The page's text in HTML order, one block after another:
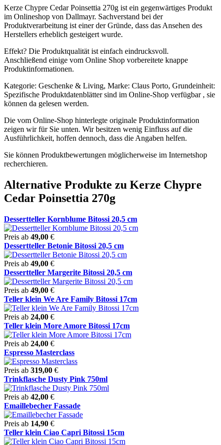
Kerze Chypre Cedar Poinsettia 270g ist ein gegenwärtiges Produkt
im Onlineshop von Dallmayr. Sachverstand bei der
Produktverarbeitung ist einer der Gründe, dass das Ansehen des
Herstellers erheblich gesteigert wurde.
Effekt? Die Produktqualität ist einfach eindrucksvoll.
Anschließend einige vom Online Shop vorbereitete knappe
Produktinformationen.
Kategorie: Geschenke & Living, Marke: Claus Porto, Grundeinheit:
Spezifische Produktdatenblätter sind im Online-Shop verfügbar , sie
können da gelesen werden.
Die vom Online-Shop hinterlegte originale Produktinformation
zeigen wir für Sie unten. Wir besitzen wenig Einfluss auf die
Ausführlichkeit, hoffen dennoch, dass die Angaben helfen.
Sie können Produktbewertungen möglicherweise im Internetshop
recherchieren.
Alternative Produkte zu Kerze Chypre
Cedar Poinsettia 270g
Dessertteller Kornblume Bitossi 20,5 cm
Preis ab 49,00 €
Dessertteller Betonie Bitossi 20,5 cm
Preis ab 49,00 €
Dessertteller Margerite Bitossi 20,5 cm
Preis ab 49,00 €
Teller klein We Are Family Bitossi 17cm
Preis ab 24,00 €
Teller klein More Amore Bitossi 17cm
Preis ab 24,00 €
Espresso Masterclass
Preis ab 319,00 €
Trinkflasche Dusty Pink 750ml
Preis ab 42,00 €
Emaillebecher Fassade
Preis ab 14,90 €
Teller klein Ciao Capri Bitossi 15cm